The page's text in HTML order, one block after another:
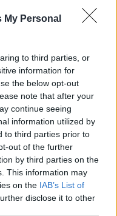
My Personal
to third parties, or
information for
the below opt-out
note that after your
continue seeing
information utilized by
to third parties prior to
out of the further
by third parties on the
This information may
on the IAB’s List of
disclose it to other